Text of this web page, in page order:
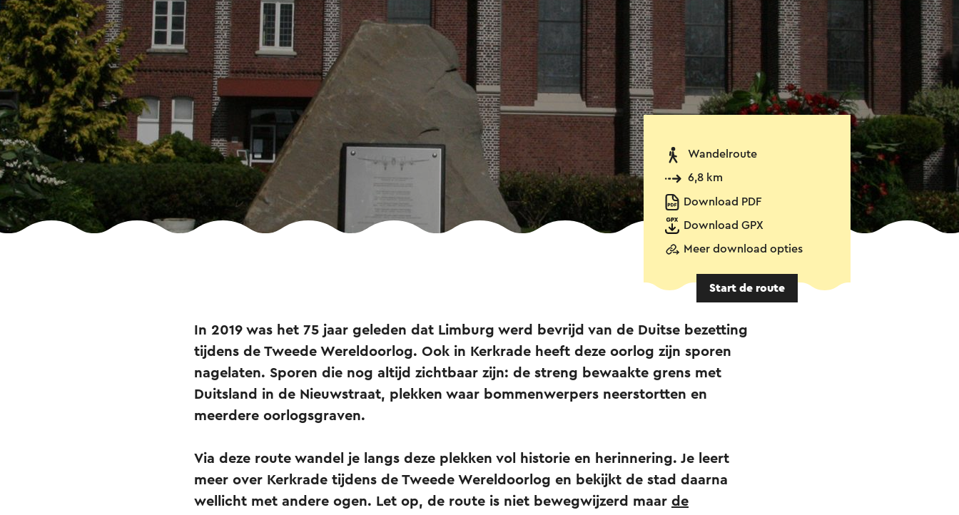
Wandelroute
6,8 km
Download PDF
Download GPX
Meer download opties
Start de route
In 2019 was het 75 jaar geleden dat Limburg werd bevrijd van de Duitse bezetting
tijdens de Tweede Wereldoorlog. Ook in Kerkrade heeft deze oorlog zijn sporen
nagelaten. Sporen die nog altijd zichtbaar zijn: de streng bewaakte grens met
Duitsland in de Nieuwstraat, plekken waar bommenwerpers neerstortten en
meerdere oorlogsgraven.
Via deze route wandel je langs deze plekken vol historie en herinnering. Je leert
meer over Kerkrade tijdens de Tweede Wereldoorlog en bekijkt de stad daarna
wellicht met andere ogen. Let op, de route is niet bewegwijzerd maar de